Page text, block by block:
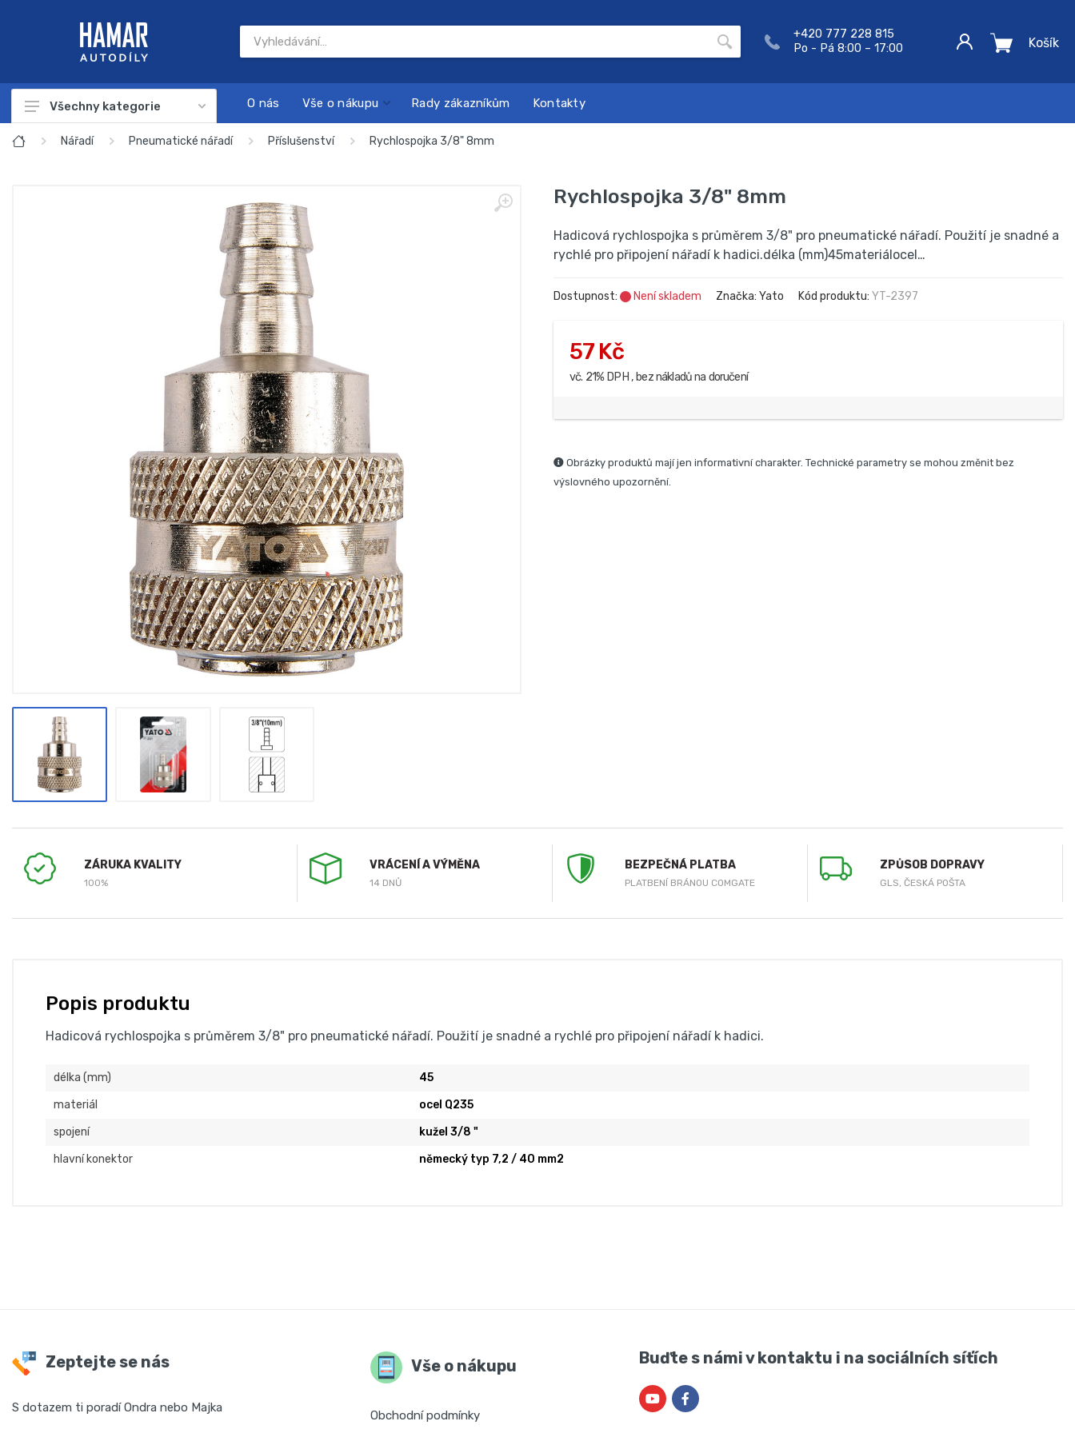
+420 777 228 815
Po - Pá 8:00 – 17:00
Košík
Autodíly
Všechny kategorie O nás Vše o nákupu Rady zákazníkům Kontakty
Nářadí Pneumatické nářadí Příslušenství Rychlospojka 3/8" 8mm
Rychlospojka 3/8" 8mm
Hadicová rychlospojka s průměrem 3/8" pro pneumatické nářadí. Použití je snadné a
rychlé pro připojení nářadí k hadici.délka (mm)45materiálocel…
Dostupnost: Není skladem Značka: Yato Kód produktu: YT-2397
57 Kč
vč. 21% DPH , bez nákladů na doručení
Obrázky produktů mají jen informativní charakter. Technické parametry se mohou změnit bez
výslovného upozornění.
ZÁRUKA KVALITY
100%
VRÁCENÍ A VÝMĚNA
14 DNŮ
BEZPEČNÁ PLATBA
PLATBENÍ BRÁNOU COMGATE
ZPŮSOB DOPRAVY
GLS, ČESKÁ POŠTA
Popis produktu
Hadicová rychlospojka s průměrem 3/8" pro pneumatické nářadí. Použití je snadné a rychlé pro připojení nářadí k hadici.
délka (mm)
45
materiál
ocel Q235
spojení
kužel 3/8 "
hlavní konektor
německý typ 7,2 / 40 mm2
Zeptejte se nás
S dotazem ti poradí Ondra nebo Majka
Vše o nákupu
Obchodní podmínky
Buďte s námi v kontaktu i na sociálních síťích